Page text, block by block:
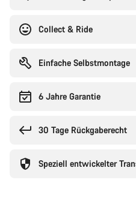
Collect & Ride
Einfache Selbstmontage
6 Jahre Garantie
30 Tage Rückgaberecht
Speziell entwickelter